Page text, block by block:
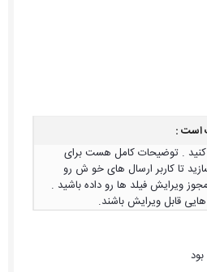
. توضیحات کامل هست برای
تا کاربر ارسال های خو ش رو
ویرایش فیلد ها رو داده باشید .
قابل ویرایش باشند.